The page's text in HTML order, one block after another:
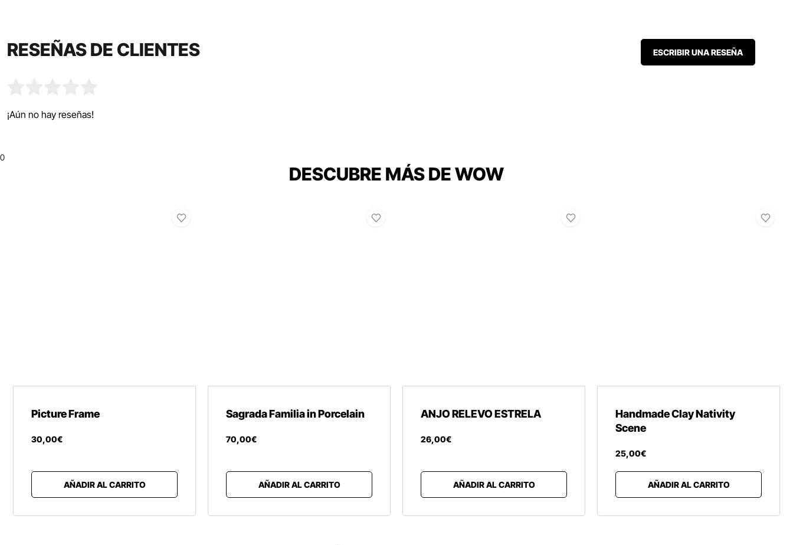
RESEÑAS DE CLIENTES
¡Aún no hay reseñas!
ESCRIBIR UNA RESEÑA
0
DESCUBRE MÁS DE WOW
Picture Frame
30,00€
AÑADIR AL CARRITO
Sagrada Familia in Porcelain
70,00€
AÑADIR AL CARRITO
ANJO RELEVO ESTRELA
26,00€
AÑADIR AL CARRITO
Handmade Clay Nativity
Scene
25,00€
AÑADIR AL CARRITO